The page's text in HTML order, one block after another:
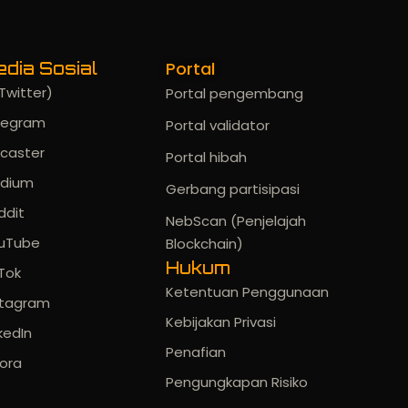
Sosial Portal
Portal pengembang
Portal validator
Portal hibah
Gerbang partisipasi
NebScan (Penjelajah
Blockchain)
Hukum
Ketentuan Penggunaan
Kebijakan Privasi
Penafian
Pengungkapan Risiko